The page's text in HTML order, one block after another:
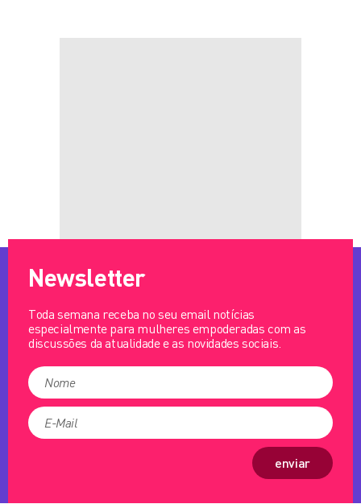
Newsletter
Toda semana receba no seu email notícias
especialmente para mulheres empoderadas com as
discussões da atualidade e as novidades sociais.
enviar